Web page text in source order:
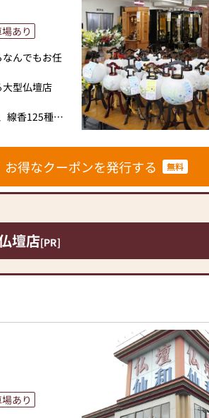
あり
んでもお任
型仏壇店
線香125種類
ただきま
お得なクーポンを発行する 無料
壇店[PR]
あり